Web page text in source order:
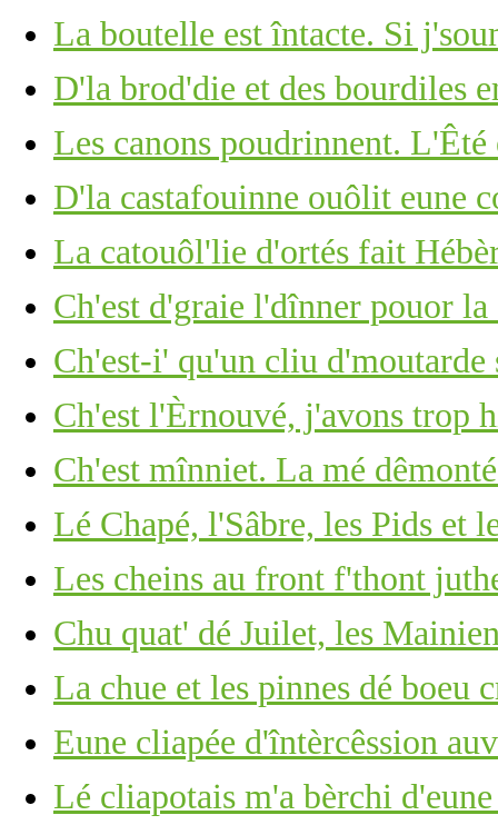
La boutelle est întacte. Si
D'la brod'die et des bourdiles
Les canons poudrinnent.
D'la castafouinne ouôlit eune
La catouôl'lie d'ortés fait
Ch'est d'graie l'dînner pouor
Ch'est-i' qu'un cliu d'moutarde
Ch'est l'Èrnouvé, j'avons trop
Ch'est mînniet. La mé
Lé Chapé, l'Sâbre, les Pids et
Les cheins au front f'thont
Chu quat' dé Juilet, les
La chue et les pinnes dé boeu
Eune cliapée d'întèrcêssion
Lé cliapotais m'a bèrchi